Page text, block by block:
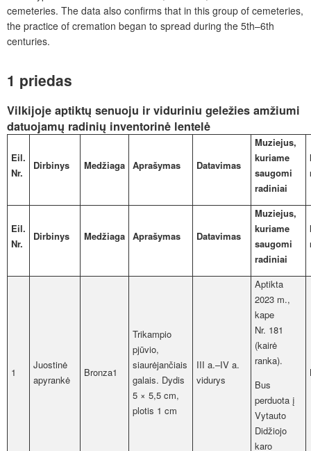
cemeteries. The data also confirms that in this group of cemeteries,
the practice of cremation began to spread during the 5th–6th
centuries.
1 priedas
Vilkijoje aptiktų senuoju ir viduriniu geležies amžiumi
datuojamų radinių inventorinė lentelė
Eil.
Nr.
Dirbinys Medžiaga Aprašymas Datavimas
Muziejus,
kuriame
saugomi
radiniai
Eil.
Nr.
Dirbinys Medžiaga Aprašymas Datavimas
Muziejus,
kuriame
saugomi
radiniai
1
Juostinė
apyrankė
Bronza1
Trikampio
pjūvio,
siaurėjančiais
galais. Dydis
5 × 5,5 cm,
plotis 1 cm
III a.–IV a.
vidurys
Aptikta
2023 m.,
kape
Nr. 181
(kairė
ranka).
Bus
perduota į
Vytauto
Didžiojo
karo